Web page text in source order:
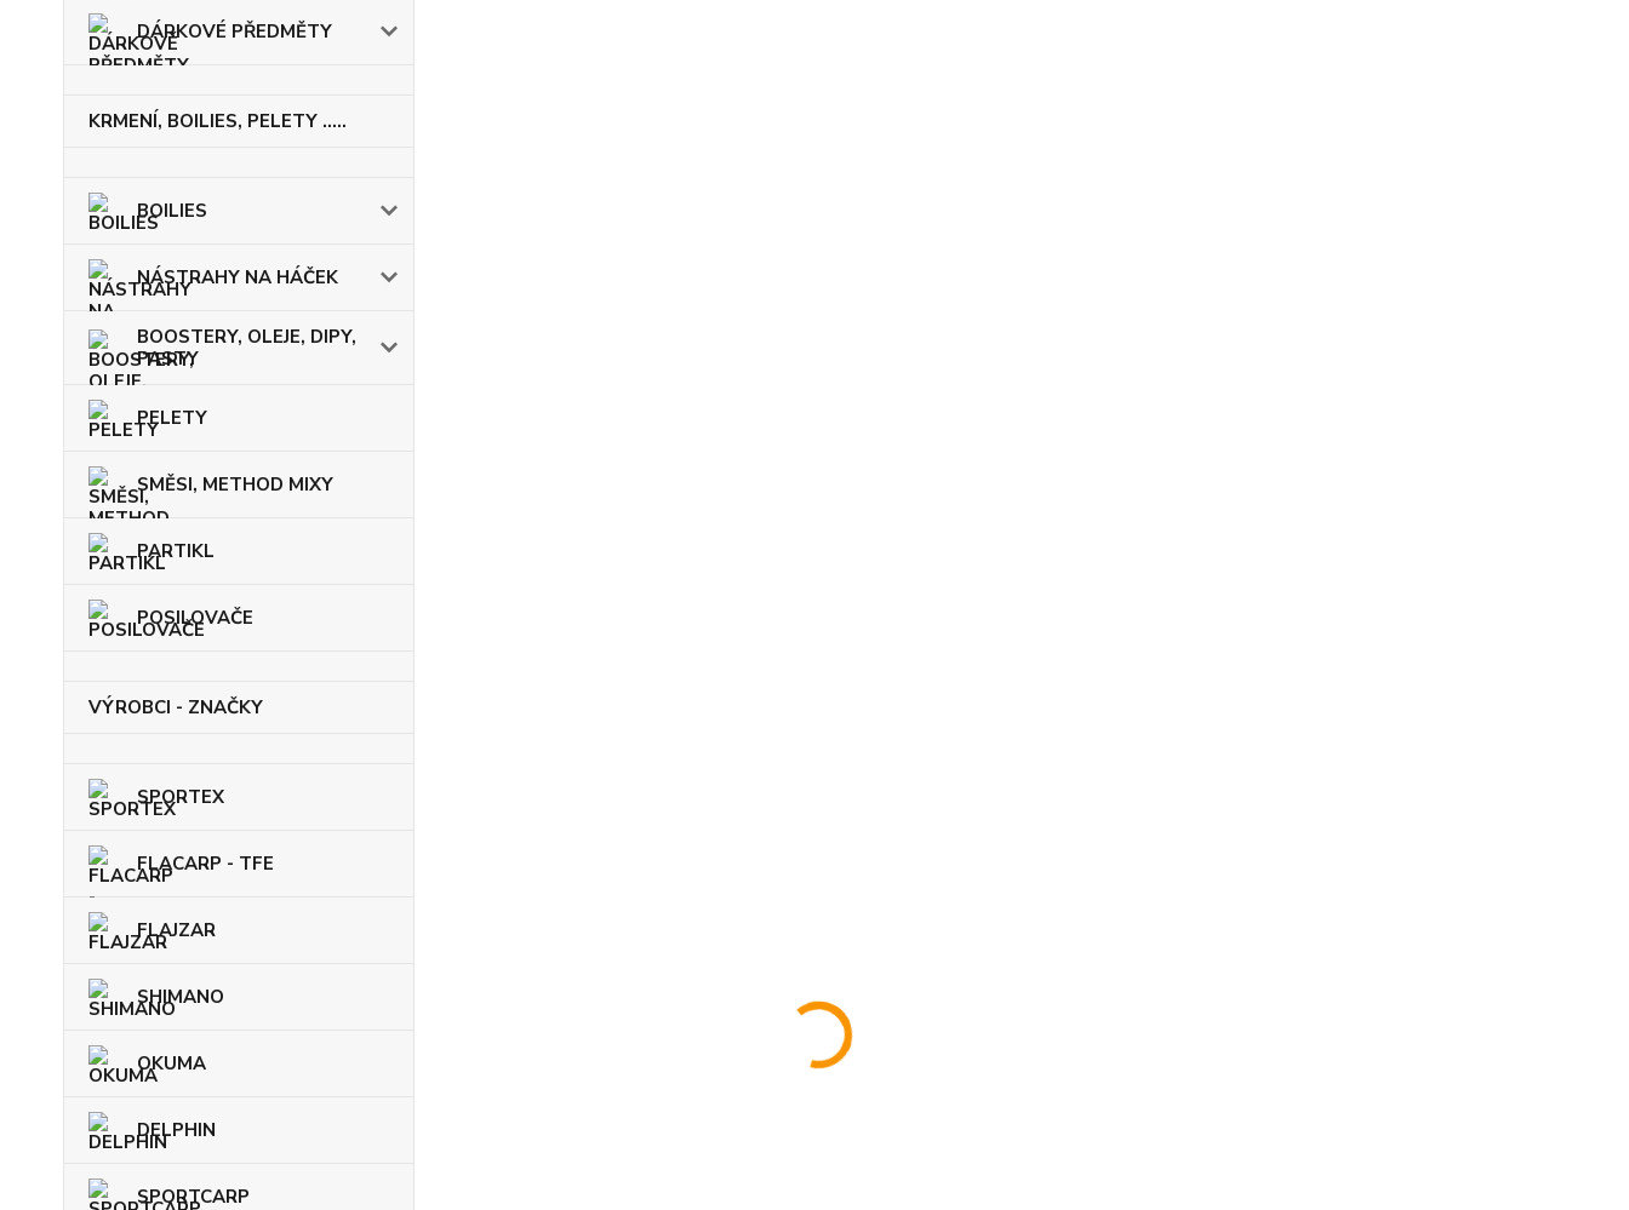
DÁRKOVÉ PŘEDMĚTY
KRMENÍ, BOILIES, PELETY .....
BOILIES
NÁSTRAHY NA HÁČEK
BOOSTERY, OLEJE, DIPY,
PASTY
PELETY
SMĚSI, METHOD MIXY
PARTIKL
POSILOVAČE
VÝROBCI - ZNAČKY
SPORTEX
FLACARP - TFE
FLAJZAR
SHIMANO
OKUMA
DELPHIN
SPORTCARP